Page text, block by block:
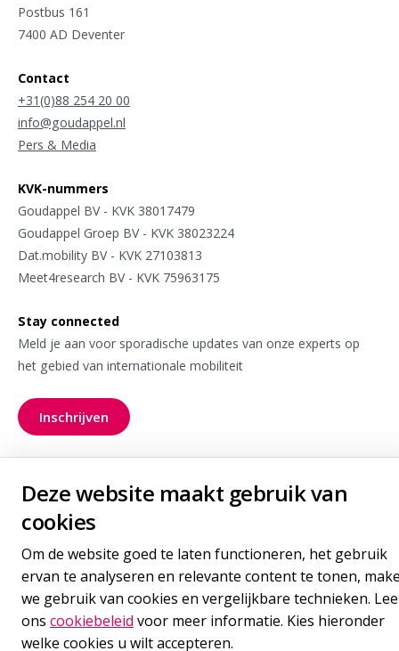
Deze website maakt gebruik van
cookies
Om de website goed te laten functioneren, het gebruik
ervan te analyseren en relevante content te tonen,
we gebruik van cookies en vergelijkbare technieken.
ons cookiebeleid voor meer informatie. Kies hieronder
welke cookies u wilt accepteren.
Postbus 161
7400 AD Deventer
Contact
+31(0)88 254 20 00
info@goudappel.nl
Pers & Media
KVK-nummers
Goudappel BV - KVK 38017479
Goudappel Groep BV - KVK 38023224
Dat.mobility BV - KVK 27103813
Meet4research BV - KVK 75963175
Stay connected
Meld je aan voor sporadische updates van onze experts op
het gebied van internationale mobiliteit
Inschrijvenvoor onze nieuwsbrief
Volg ons Goudappel BlueSky
Goudappel YouTube
Cookie policy
Onze leveringsvoorwaarden
Privacy statement
Cookie-instellingen beheren